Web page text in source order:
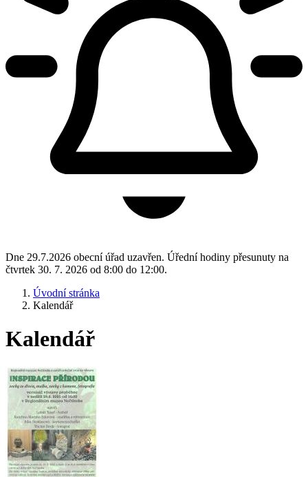
Dne 29.7.2026 obecní úřad uzavřen. Úřední hodiny přesunuty na
čtvrtek 30. 7. 2026 od 8:00 do 12:00.
Úvodní stránka
Kalendář
Kalendář